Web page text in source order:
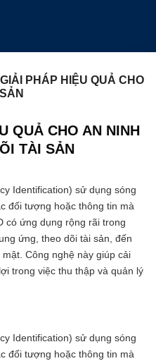
PHÁP HIỆU QUẢ CHO
QUẢ CHO AN NINH
TÀI SẢN
Identification) sử dụng sóng
đối tượng hoặc thông tin mà
có ứng dụng rộng rãi trong
ứng, theo dõi tài sản, đến
Công nghệ này giúp cải
trong việc thu thập và quản lý
Identification) sử dụng sóng
đối tượng hoặc thông tin mà